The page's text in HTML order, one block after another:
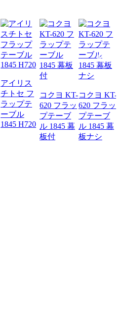
アイリス
チトセ フ
ラップテ
ーブル
1845 H720
コクヨ KT-
620 フラッ
プテーブ
ル 1845 幕
板付
コクヨ KT-
620 フラッ
プテーブ
ル 1845 幕
板ナシ